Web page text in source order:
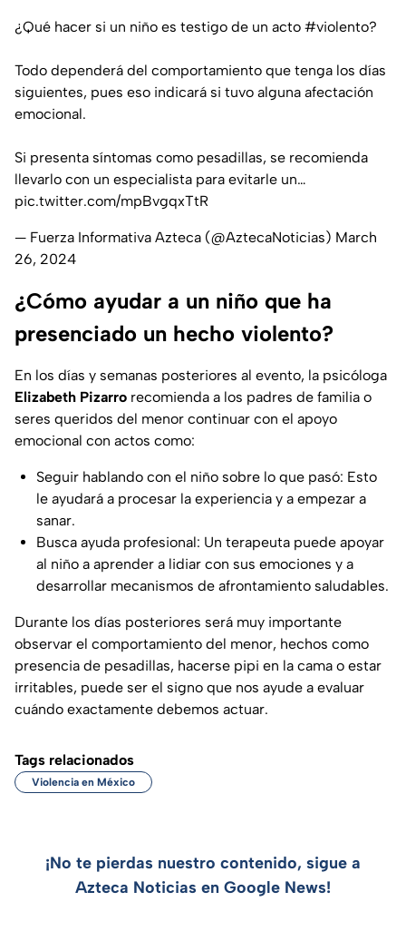
¿Qué hacer si un niño es testigo de un acto #violento?
Todo dependerá del comportamiento que tenga los días
siguientes, pues eso indicará si tuvo alguna afectación
emocional.
Si presenta síntomas como pesadillas, se recomienda
llevarlo con un especialista para evitarle un…
pic.twitter.com/mpBvgqxTtR
— Fuerza Informativa Azteca (@AztecaNoticias) March
26, 2024
¿Cómo ayudar a un niño que ha
presenciado un hecho violento?
En los días y semanas posteriores al evento, la psicóloga
Elizabeth Pizarro recomienda a los padres de familia o
seres queridos del menor continuar con el apoyo
emocional con actos como:
Seguir hablando con el niño sobre lo que pasó: Esto
le ayudará a procesar la experiencia y a empezar a
sanar.
Busca ayuda profesional: Un terapeuta puede apoyar
al niño a aprender a lidiar con sus emociones y a
desarrollar mecanismos de afrontamiento saludables.
Durante los días posteriores será muy importante
observar el comportamiento del menor, hechos como
presencia de pesadillas, hacerse pipi en la cama o estar
irritables, puede ser el signo que nos ayude a evaluar
cuándo exactamente debemos actuar.
Tags relacionados
Violencia en México
¡No te pierdas nuestro contenido, sigue a
Azteca Noticias en Google News!